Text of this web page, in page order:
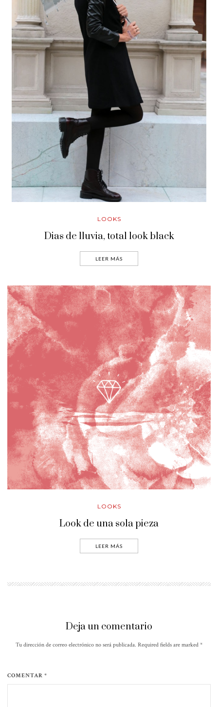
LOOKS
Dias de lluvia, total look black
LEER MÁS
LOOKS
Look de una sola pieza
LEER MÁS
Deja un comentario
Tu dirección de correo electrónico no será publicada. Required fields are marked *
COMENTAR *